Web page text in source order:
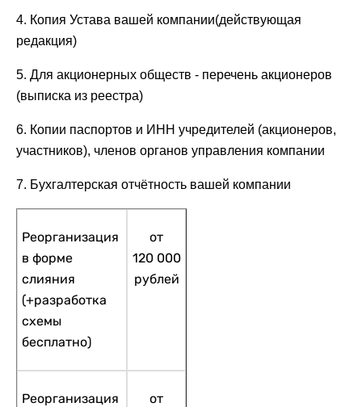
4. Копия Устава вашей компании(действующая
редакция)
5. Для акционерных обществ - перечень акционеров
(выписка из реестра)
6. Копии паспортов и ИНН учредителей (акционеров,
участников), членов органов управления компании
7. Бухгалтерская отчётность вашей компании
Реорганизация
в форме
слияния
(+разработка
схемы
бесплатно)
от
120 000
рублей
Реорганизация
от